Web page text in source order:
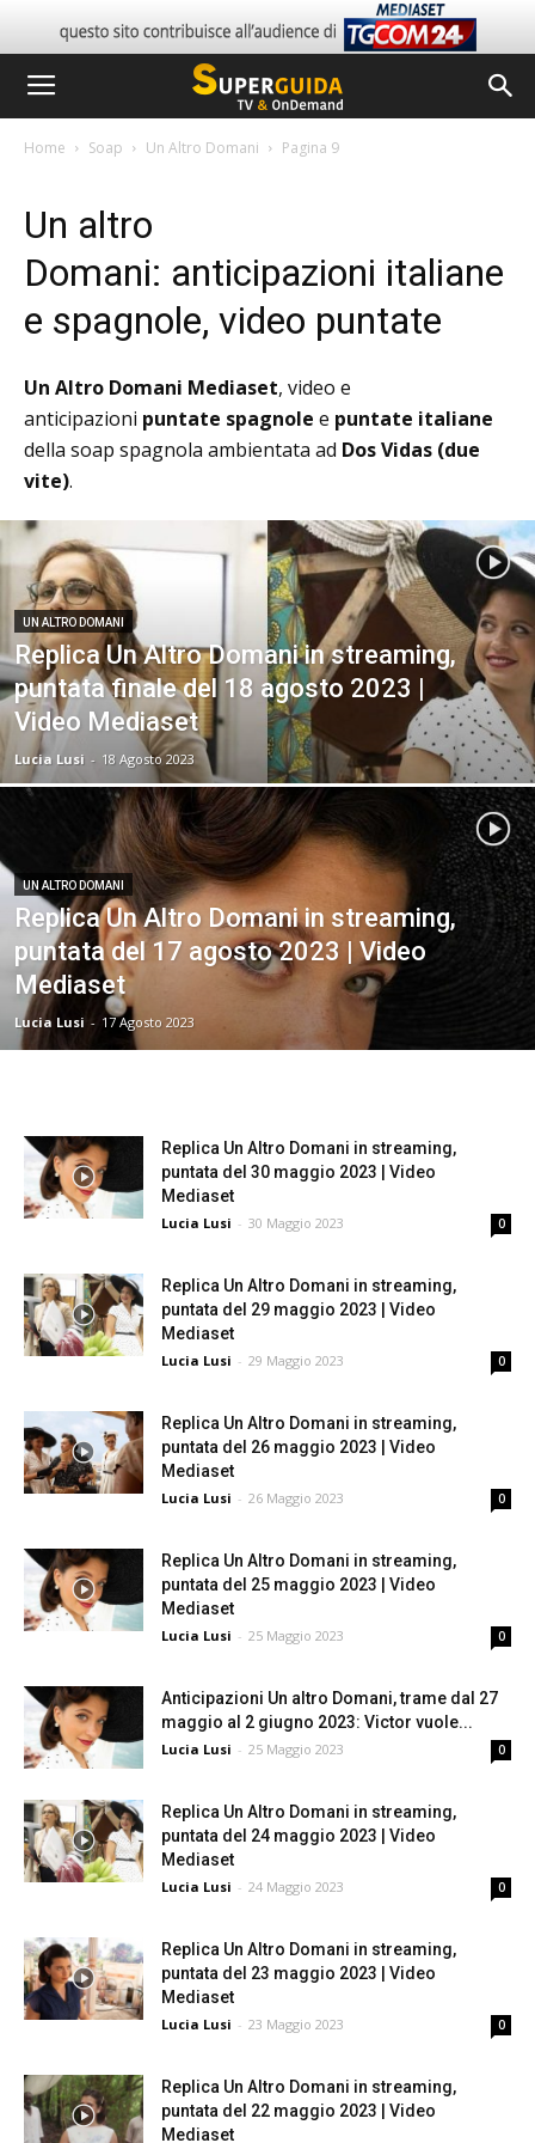
Home Soap Un Altro Domani Pagina 9
Un altro
Domani: anticipazioni italiane
e spagnole, video puntate
Un Altro Domani Mediaset, video e
anticipazioni puntate spagnole e puntate italiane
della soap spagnola ambientata ad Dos Vidas (due
vite).
UN ALTRO DOMANI
Replica Un Altro Domani in streaming,
puntata finale del 18 agosto 2023 |
Video Mediaset
Lucia Lusi - 18 Agosto 2023
UN ALTRO DOMANI
Replica Un Altro Domani in streaming,
puntata del 17 agosto 2023 | Video
Mediaset
Lucia Lusi - 17 Agosto 2023
Replica Un Altro Domani in streaming,
puntata del 30 maggio 2023 | Video
Mediaset
Lucia Lusi - 30 Maggio 2023 0
Replica Un Altro Domani in streaming,
puntata del 29 maggio 2023 | Video
Mediaset
Lucia Lusi - 29 Maggio 2023 0
Replica Un Altro Domani in streaming,
puntata del 26 maggio 2023 | Video
Mediaset
Lucia Lusi - 26 Maggio 2023 0
Replica Un Altro Domani in streaming,
puntata del 25 maggio 2023 | Video
Mediaset
Lucia Lusi - 25 Maggio 2023 0
Anticipazioni Un altro Domani, trame dal 27
maggio al 2 giugno 2023: Victor vuole...
Lucia Lusi - 25 Maggio 2023 0
Replica Un Altro Domani in streaming,
puntata del 24 maggio 2023 | Video
Mediaset
Lucia Lusi - 24 Maggio 2023 0
Replica Un Altro Domani in streaming,
puntata del 23 maggio 2023 | Video
Mediaset
Lucia Lusi - 23 Maggio 2023 0
Replica Un Altro Domani in streaming,
puntata del 22 maggio 2023 | Video
Mediaset